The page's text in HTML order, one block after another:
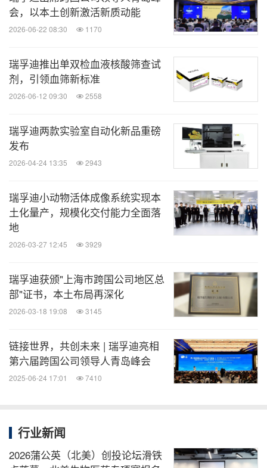
会，以本土创新激活新质动能
2026-06-22 08:30 1170
瑞孚迪推出单双检血液核酸筛查试
剂，引领血筛新标准
2026-06-12 09:30 2558
瑞孚迪两款实验室自动化新品重磅
发布
2026-04-24 13:35 2943
瑞孚迪小动物活体成像系统实现本
土化量产，规模化交付能力全面落
地
2026-03-27 12:45 3929
瑞孚迪获颁"上海市跨国公司地区总
部"证书，本土布局再深化
2026-03-18 19:08 3145
链接世界，共创未来 | 瑞孚迪亮相
第六届跨国公司领导人青岛峰会
2025-06-24 17:01 7410
行业新闻
2026蒲公英（北美）创投论坛滑铁